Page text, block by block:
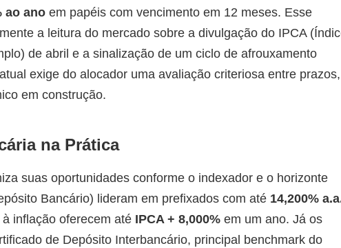
ao ano em papéis com vencimento em 12 meses. Esse
a leitura do mercado sobre a divulgação do IPCA
de abril e a sinalização de um ciclo de afrouxamento
exige do alocador uma avaliação criteriosa entre prazos,
em construção.
na Prática
suas oportunidades conforme o indexador e o horizonte
Bancário) lideram em prefixados com até 14,200%
inflação oferecem até IPCA + 8,000% em um ano. Já os
de Depósito Interbancário, principal benchmark do